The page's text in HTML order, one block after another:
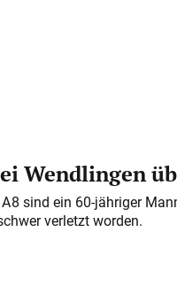
Wendlingen
8 sind ein 60-jähriger
verletzt worden.